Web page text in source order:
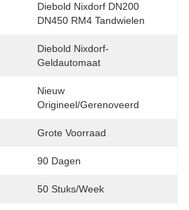
Diebold Nixdorf DN200
DN450 RM4 Tandwielen
Diebold Nixdorf-
Geldautomaat
Nieuw
Origineel/gerenoveerd
Grote Voorraad
90 Dagen
50 Stuks/week